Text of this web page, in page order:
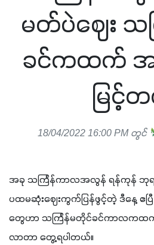
မတ်ပဲဈေး သ
ခင်ကထက်
မြင့်
18/04/2022 16:00 PM တွင်
အခု သင်္ကြန်ကာလအလွန် ရန်ကုန် ဘု
ပထမဆုံးဈေးကွက်ပြန်ဖွင့်တဲ့ ဒီနေ့ ဧပ
တွေဟာ သင်္ကြန်မတိုင်ခင်ကာလကထ
လာတာ တွေ့ရပါတယ်။